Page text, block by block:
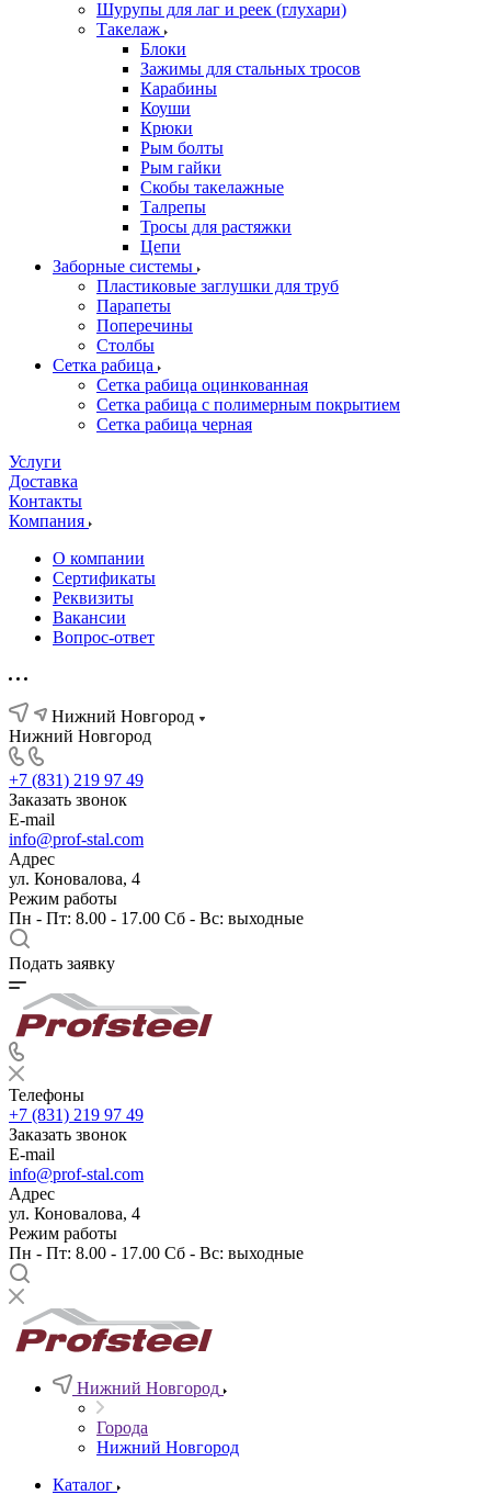
Шурупы для лаг и реек (глухари)
Такелаж
Блоки
Зажимы для стальных тросов
Карабины
Коуши
Крюки
Рым болты
Рым гайки
Скобы такелажные
Талрепы
Тросы для растяжки
Цепи
Заборные системы
Пластиковые заглушки для труб
Парапеты
Поперечины
Столбы
Сетка рабица
Сетка рабица оцинкованная
Сетка рабица с полимерным покрытием
Сетка рабица черная
Услуги
Доставка
Контакты
Компания
О компании
Сертификаты
Реквизиты
Вакансии
Вопрос-ответ
Нижний Новгород
Нижний Новгород
+7 (831) 219 97 49
Заказать звонок
E-mail
info@prof-stal.com
Адрес
ул. Коновалова, 4
Режим работы
Пн - Пт: 8.00 - 17.00 Сб - Вс: выходные
Подать заявку
Телефоны
+7 (831) 219 97 49
Заказать звонок
E-mail
info@prof-stal.com
Адрес
ул. Коновалова, 4
Режим работы
Пн - Пт: 8.00 - 17.00 Сб - Вс: выходные
Нижний Новгород
Города
Нижний Новгород
Каталог